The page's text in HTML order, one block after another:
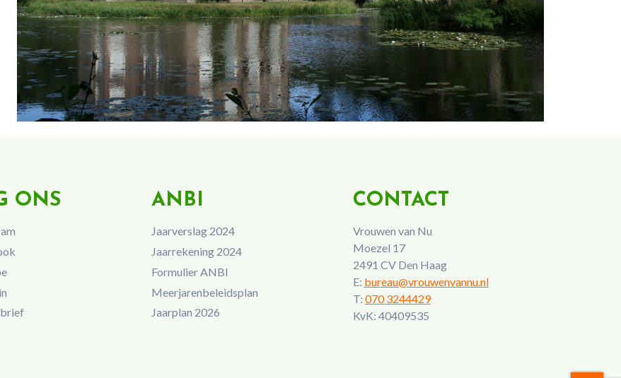
ONS ANBI
Jaarverslag 2024
Jaarrekening 2024
Formulier ANBI
Meerjarenbeleidsplan
Jaarplan 2026
CONTACT
Vrouwen van Nu
Moezel 17
2491 CV Den Haag
E: bureau@vrouwenvannu.nl
T: 070 3244429
KvK: 40409535